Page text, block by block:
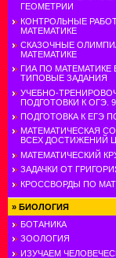
ГЕОМЕТРИИ
КОНТРОЛЬНЫЕ
МАТЕМАТИКЕ
СКАЗОЧНЫЕ
МАТЕМАТИКЕ
ГИА ПО МАТЕМАТИКЕ
ТИПОВЫЕ ЗАДАНИЯ
УЧЕБНО-
ПОДГОТОВКИ К ОГЭ.
ПОДГОТОВКА К ЕГЭ
МАТЕМАТИЧЕСКАЯ
ВСЕХ ДОСТИЖЕНИЙ
МАТЕМАТИЧЕСКИЙ
ЗАДАЧКИ ОТ
КРОССВОРДЫ ПО
» БИОЛОГИЯ
БОТАНИКА
ЗООЛОГИЯ
ИЗУЧАЕМ